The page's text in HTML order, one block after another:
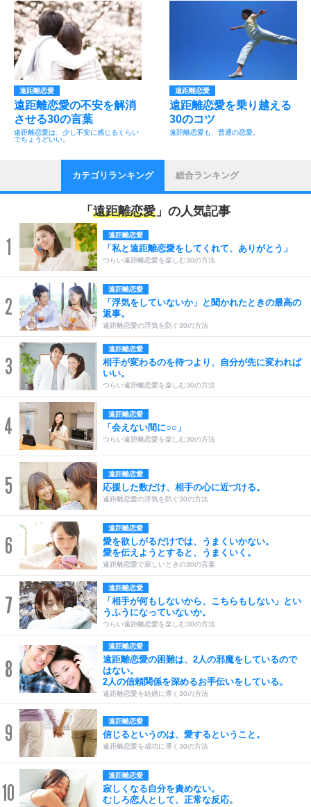
遠距離恋愛
遠距離恋愛の不安を解消
させる30の言葉
遠距離恋愛は、少し不安に感じるくらい
でちょうどいい。
遠距離恋愛
遠距離恋愛を乗り越える
30のコツ
遠距離恋愛も、普通の恋愛。
カテゴリランキング 総合ランキング
「 遠距離恋愛 」の人気記事
1 遠距離恋愛
「私と遠距離恋愛をしてくれて、ありがとう」
つらい遠距離恋愛を楽しむ30の方法
2
遠距離恋愛
「浮気をしていないか」と聞かれたときの最高の
返事。
遠距離恋愛の浮気を防ぐ30の方法
3
遠距離恋愛
相手が変わるのを待つより、自分が先に変われば
いい。
つらい遠距離恋愛を楽しむ30の方法
4 遠距離恋愛
「会えない間に○○」
つらい遠距離恋愛を楽しむ30の方法
5 遠距離恋愛
応援した数だけ、相手の心に近づける。
遠距離恋愛の浮気を防ぐ30の方法
6
遠距離恋愛
愛を欲しがるだけでは、うまくいかない。
愛を伝えようとすると、うまくいく。
遠距離恋愛で寂しいときの30の言葉
7
遠距離恋愛
「相手が何もしないから、こちらもしない」とい
うふうになっていないか。
つらい遠距離恋愛を楽しむ30の方法
8
遠距離恋愛
遠距離恋愛の困難は、2人の邪魔をしているので
はない。
2人の信頼関係を深めるお手伝いをしている。
遠距離恋愛を結婚に導く30の方法
9 遠距離恋愛
信じるというのは、愛するということ。
遠距離恋愛を成功に導く30の方法
10
遠距離恋愛
寂しくなる自分を責めない。
むしろ恋人として、正常な反応。